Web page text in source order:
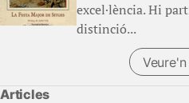
excel·lència. Hi
distinció...
Articles